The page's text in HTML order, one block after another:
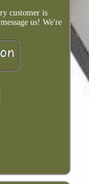
customer is
us! We're